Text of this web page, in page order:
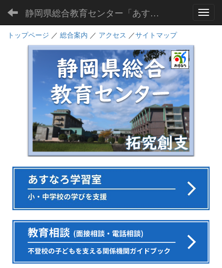
静岡県総合教育センター「あすなろ」
トップページ ／ 総合案内 ／ アクセス ／サイトマップ